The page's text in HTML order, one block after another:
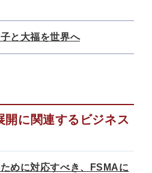
と大福を世界へ
開に関連するビジネス
めに対応すべき、FSMAに